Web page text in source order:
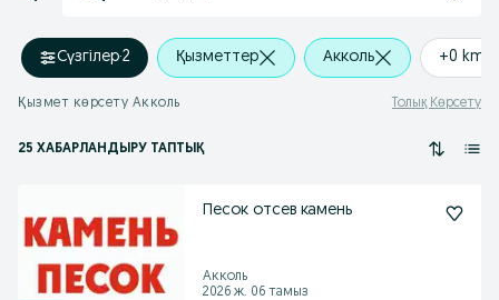
Сүзгілер·2 Қызметтер Акколь +0 km
Қызмет көрсету Акколь Толық Көрсету
25 ХАБАРЛАНДЫРУ ТАПТЫҚ
Песок отсев камень
Акколь
2026 ж. 06 тамыз